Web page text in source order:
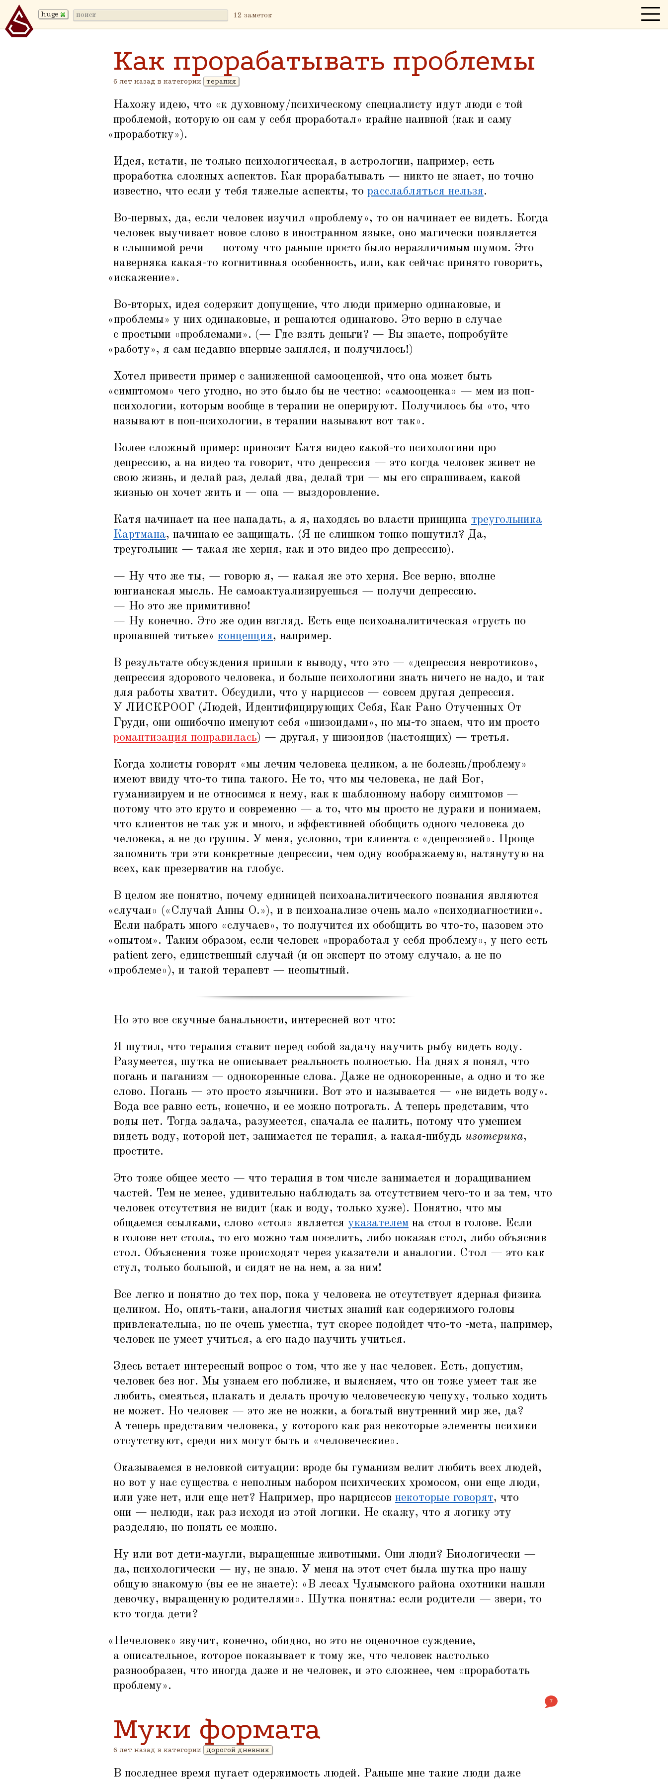
huge 12 заметок
Как прорабатывать проблемы
6 лет назад в категории терапия
Нахожу идею, что «к духовному/психическому специалисту идут люди с той
проблемой, которую он сам у себя проработал» крайне наивной (как и саму
«проработку»).
Идея, кстати, не только психологическая, в астрологии, например, есть
проработка сложных аспектов. Как прорабатывать — никто не знает, но точно
известно, что если у тебя тяжелые аспекты, то расслабляться нельзя.
Во-первых, да, если человек изучил «проблему», то он начинает ее видеть. Когда
человек выучивает новое слово в иностранном языке, оно магически появляется
в слышимой речи — потому что раньше просто было неразличимым шумом. Это
наверняка какая-то когнитивная особенность, или, как сейчас принято говорить,
«искажение».
Во-вторых, идея содержит допущение, что люди примерно одинаковые, и
«проблемы» у них одинаковые, и решаются одинаково. Это верно в случае
с простыми «проблемами». (— Где взять деньги? — Вы знаете, попробуйте
«работу», я сам недавно впервые занялся, и получилось!)
Хотел привести пример с заниженной самооценкой, что она может быть
«симптомом» чего угодно, но это было бы не честно: «самооценка» — мем из поп-
психологии, которым вообще в терапии не оперируют. Получилось бы «то, что
называют в поп-психологии, в терапии называют вот так».
Более сложный пример: приносит Катя видео какой-то психологини про
депрессию, а на видео та говорит, что депрессия — это когда человек живет не
свою жизнь, и делай раз, делай два, делай три — мы его спрашиваем, какой
жизнью он хочет жить и — опа — выздоровление.
Катя начинает на нее нападать, а я, находясь во власти принципа треугольника
Картмана, начинаю ее защищать. (Я не слишком тонко пошутил? Да,
треугольник — такая же херня, как и это видео про депрессию).
— Ну что же ты, — говорю я, — какая же это херня. Все верно, вполне
юнгианская мысль. Не самоактуализируешься — получи депрессию.
— Но это же примитивно!
— Ну конечно. Это же один взгляд. Есть еще психоаналитическая «грусть по
пропавшей титьке» концепция, например.
В результате обсуждения пришли к выводу, что это — «депрессия невротиков»,
депрессия здорового человека, и больше психологини знать ничего не надо, и так
для работы хватит. Обсудили, что у нарциссов — совсем другая депрессия.
У ЛИСКРООГ (Людей, Идентифицирующих Себя, Как Рано Отученных От
Груди, они ошибочно именуют себя «шизоидами», но мы-то знаем, что им просто
романтизация понравилась) — другая, у шизоидов (настоящих) — третья.
Когда холисты говорят «мы лечим человека целиком, а не болезнь/проблему»
имеют ввиду что-то типа такого. Не то, что мы человека, не дай Бог,
гуманизируем и не относимся к нему, как к шаблонному набору симптомов —
потому что это круто и современно — а то, что мы просто не дураки и понимаем,
что клиентов не так уж и много, и эффективней обобщить одного человека до
человека, а не до группы. У меня, условно, три клиента с «депрессией». Проще
запомнить три эти конкретные депрессии, чем одну воображаемую, натянутую на
всех, как презерватив на глобус.
В целом же понятно, почему единицей психоаналитического познания являются
«случаи» («Случай Анны О.»), и в психоанализе очень мало «психодиагностики».
Если набрать много «случаев», то получится их обобщить во что-то, назовем это
«опытом». Таким образом, если человек «проработал у себя проблему», у него есть
patient zero, единственный случай (и он эксперт по этому случаю, а не по
«проблеме»), и такой терапевт — неопытный.
Но это все скучные банальности, интересней вот что:
Я шутил, что терапия ставит перед собой задачу научить рыбу видеть воду.
Разумеется, шутка не описывает реальность полностью. На днях я понял, что
погань и паганизм — однокоренные слова. Даже не однокоренные, а одно и то же
слово. Погань — это просто язычники. Вот это и называется — «не видеть воду».
Вода все равно есть, конечно, и ее можно потрогать. А теперь представим, что
воды нет. Тогда задача, разумеется, сначала ее налить, потому что умением
видеть воду, которой нет, занимается не терапия, а какая-нибудь изотерика,
простите.
Это тоже общее место — что терапия в том числе занимается и доращиванием
частей. Тем не менее, удивительно наблюдать за отсутствием чего-то и за тем, что
человек отсутствия не видит (как и воду, только хуже). Понятно, что мы
общаемся ссылками, слово «стол» является указателем на стол в голове. Если
в голове нет стола, то его можно там поселить, либо показав стол, либо объяснив
стол. Объяснения тоже происходят через указатели и аналогии. Стол — это как
стул, только большой, и сидят не на нем, а за ним!
Все легко и понятно до тех пор, пока у человека не отсутствует ядерная физика
целиком. Но, опять-таки, аналогия чистых знаний как содержимого головы
привлекательна, но не очень уместна, тут скорее подойдет что-то -мета, например,
человек не умеет учиться, а его надо научить учиться.
Здесь встает интересный вопрос о том, что же у нас человек. Есть, допустим,
человек без ног. Мы узнаем его поближе, и выясняем, что он тоже умеет так же
любить, смеяться, плакать и делать прочую человеческую чепуху, только ходить
не может. Но человек — это же не ножки, а богатый внутренний мир же, да?
А теперь представим человека, у которого как раз некоторые элементы психики
отсутствуют, среди них могут быть и «человеческие».
Оказываемся в неловкой ситуации: вроде бы гуманизм велит любить всех людей,
но вот у нас существа с неполным набором психических хромосом, они еще люди,
или уже нет, или еще нет? Например, про нарциссов некоторые говорят, что
они — нелюди, как раз исходя из этой логики. Не скажу, что я логику эту
разделяю, но понять ее можно.
Ну или вот дети-маугли, выращенные животными. Они люди? Биологически —
да, психологически — ну, не знаю. У меня на этот счет была шутка про нашу
общую знакомую (вы ее не знаете): «В лесах Чулымского района охотники нашли
девочку, выращенную родителями». Шутка понятна: если родители — звери, то
кто тогда дети?
«Нечеловек» звучит, конечно, обидно, но это не оценочное суждение,
а описательное, которое показывает к тому же, что человек настолько
разнообразен, что иногда даже и не человек, и это сложнее, чем «проработать
проблему».
7
Муки формата
6 лет назад в категории дорогой дневник
В последнее время пугает одержимость людей. Раньше мне такие люди даже